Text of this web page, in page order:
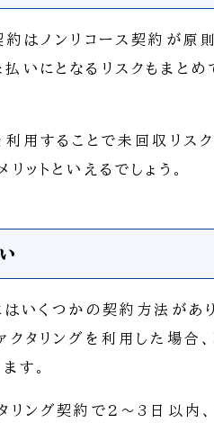
約はノンリコース契約が原
いにとなるリスクもまとめ
利用することで未回収リス
ットといえるでしょう。
はいくつかの契約方法があ
クタリングを利用した場合
す。
リング契約で2～3日以内